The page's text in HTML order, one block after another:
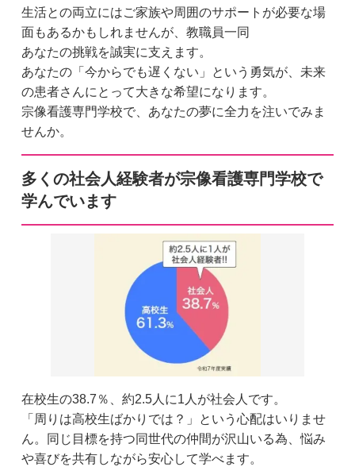
生活との両立にはご家族や周囲のサポートが必要な場
面もあるかもしれませんが、教職員一同
あなたの挑戦を誠実に支えます。
あなたの「今からでも遅くない」という勇気が、未来
の患者さんにとって大きな希望になります。
宗像看護専門学校で、あなたの夢に全力を注いでみま
せんか。
多くの社会人経験者が宗像看護専門学校で
学んでいます
在校生の38.7％、約2.5人に1人が社会人です。
「周りは高校生ばかりでは？」という心配はいりませ
ん。同じ目標を持つ同世代の仲間が沢山いる為、悩み
や喜びを共有しながら安心して学べます。